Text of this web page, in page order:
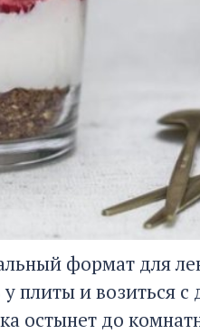
формат для
у плиты и возиться
остынет до